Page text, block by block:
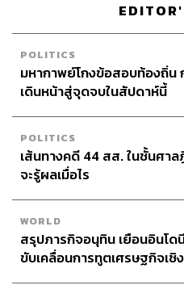
ภาพ:
ประสบการณ์ความบันเทิงที่
สืบเนื่องจากที่ผู้ผลิตหลายๆ เจ้
VR และ AR จึงทำให้ในด้านค
เกม ผู้คนจะหันไปใช้เทคโนโ
แปลกใหม่และสมจริงมากขึ้น
สำหรับการเล่นเกม VR มีระบ
หมุนของเก้าอี้สัมพันธ์กับการ
หรืออาการเวียนหัว (VR
มาพร้อมกับเทคโนโลยีสั่นสะเ
และเอฟเฟกต์ในเกม เช่น กา
POLITICS
มหากาพย์โกงข้อสอบท้องถิ่น
เดินหน้าสู่จุดจบในสัปดาห์นี้
POLITICS
เส้นทางคดี 44 สส. ในชั้นศาล
จะรู้ผลเมื่อไร
WORLD
สรุปภารกิจอนุทิน เยือนอินโด
ขับเคลื่อนการทูตเศรษฐกิจเชิ